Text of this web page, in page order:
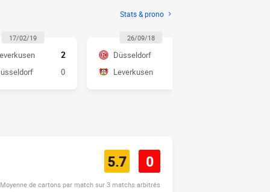
Stats & prono
17/02/19
2
0
26/09/18
Düsseldorf
Leverkusen
5.7 0
Moyenne de cartons par match sur 3 matchs arbitrés